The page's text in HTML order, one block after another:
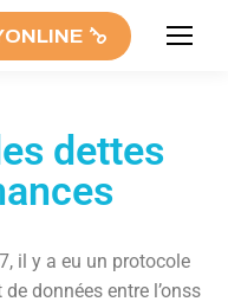
dettes
il y a eu un protocole
données entre l’onss